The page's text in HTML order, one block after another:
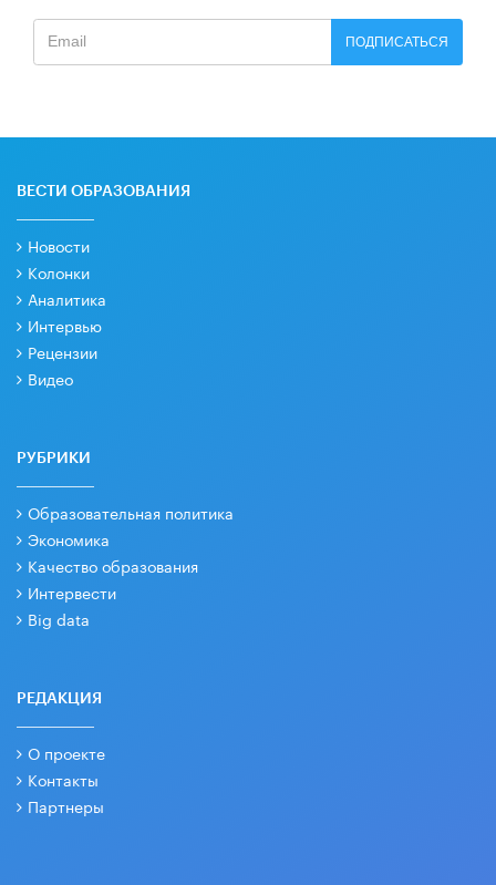
ПОДПИСАТЬСЯ
ВЕСТИ ОБРАЗОВАНИЯ
Новости
Колонки
Аналитика
Интервью
Рецензии
Видео
РУБРИКИ
Образовательная политика
Экономика
Качество образования
Интервести
Big data
РЕДАКЦИЯ
О проекте
Контакты
Партнеры